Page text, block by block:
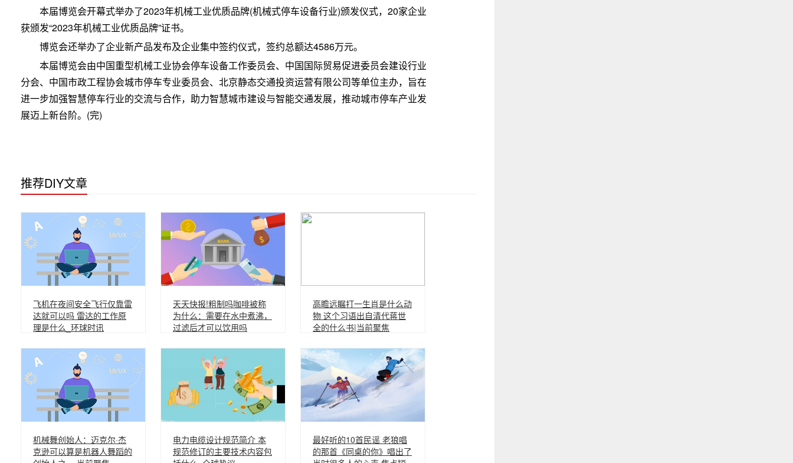
本届博览会开幕式举办了2023年机械工业优质品牌(机械式停车设备行业)颁发仪式，20家企业
获颁发“2023年机械工业优质品牌”证书。
博览会还举办了企业新产品发布及企业集中签约仪式，签约总额达4586万元。
本届博览会由中国重型机械工业协会停车设备工作委员会、中国国际贸易促进委员会建设行业
分会、中国市政工程协会城市停车专业委员会、北京静态交通投资运营有限公司等单位主办，旨在
进一步加强智慧停车行业的交流与合作，助力智慧城市建设与智能交通发展，推动城市停车产业发
展迈上新台阶。(完)
推荐DIY文章
飞机在夜间安全飞行仅靠雷
达就可以吗 雷达的工作原
理是什么_环球时讯
天天快报!粗制吗咖啡被称
为什么：需要在水中煮沸，
过滤后才可以饮用吗
高瞻远瞩打一生肖是什么动
物 这个习语出自清代蒋世
全的什么书|当前聚焦
机械舞创始人：迈克尔·杰
克逊可以算是机器人舞蹈的
电力电缆设计规范简介 本
规范修订的主要技术内容包
最好听的10首民谣 老狼唱
的那首《同桌的你》唱出了